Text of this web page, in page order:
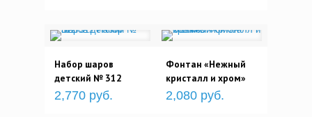
Набор шаров
детский № 312
2,770 руб.
Фонтан «Нежный
кристалл и хром»
2,080 руб.